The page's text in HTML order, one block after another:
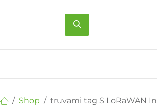
Shop truvami tag S LoRaWAN